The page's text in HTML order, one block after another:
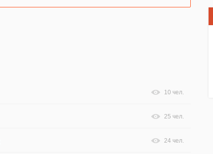
10 чел.
25 чел.
24 чел.